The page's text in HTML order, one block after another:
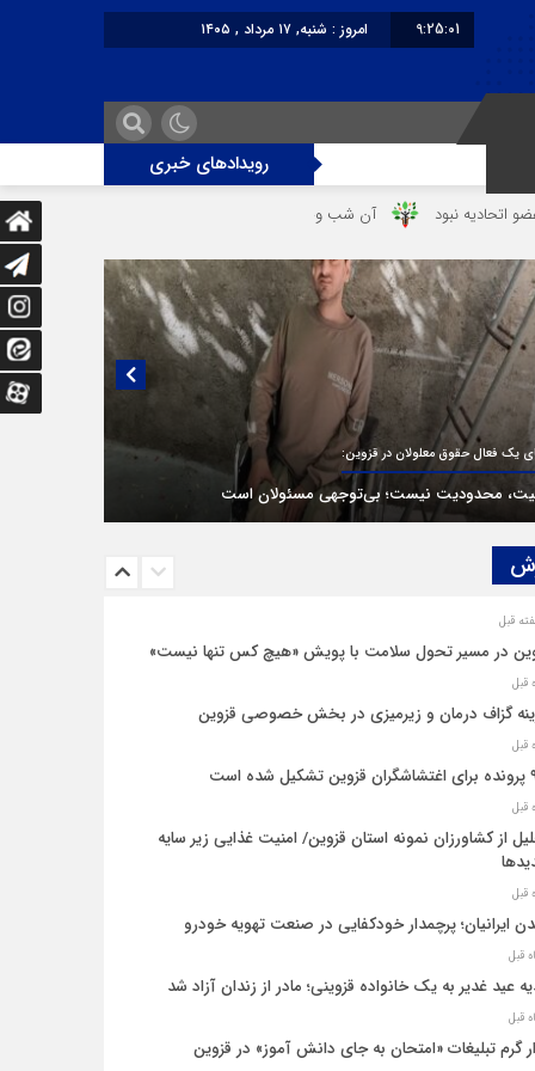
9:25:01
امروز : شنبه, ۱۷ مرداد , ۱۴۰۵
رویدادهای خبری
آن شب وحشتناک در خانه «عصمت» از دندانپزشک قاتل تا قاتل‌
منتشر نشده با پروفسور اهرنجانی، صاحب نظریه سه‌ شاخگی
در مسیر تحول سلامت با پویش «هیچ‌ کس تنها نیست»
گزاف درمان و زیرمیزی در بخش خصوصی قزوین
است
از کشاورزان نمونه استان قزوین/ امنیت غذایی زیر سایه
ایرانیان؛ پرچمدار خودکفایی در صنعت تهویه خودرو
عید غدیر به یک خانواده قزوینی؛ مادر از زندان آزاد شد
گرم تبلیغات «امتحان به جای دانش‌ آموز» در قزوین